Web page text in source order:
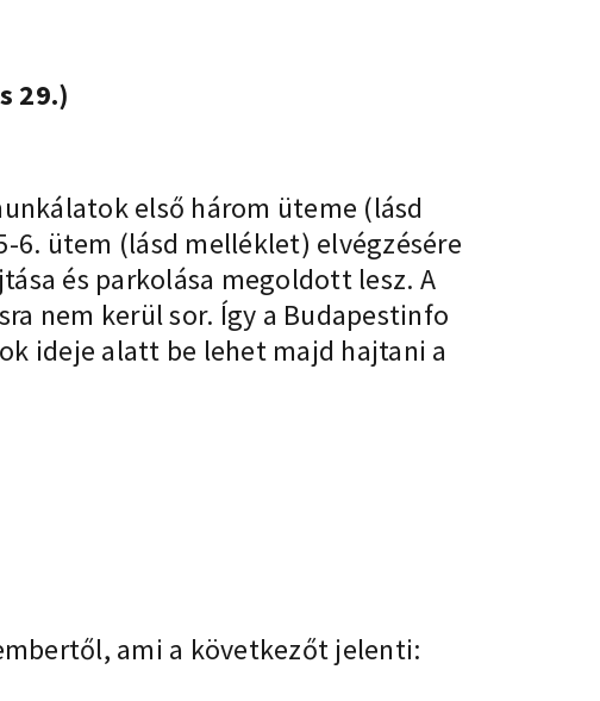
29.)
első három üteme (lásd
6. ütem (lásd melléklet) elvégzésére
és parkolása megoldott lesz. A
nem kerül sor. Így a Budapestinfo
ideje alatt be lehet majd hajtani a
ami a következőt jelenti: